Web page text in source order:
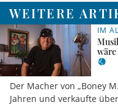
WEITERE
IM
Der Macher von „Boney
Jahren und verkaufte